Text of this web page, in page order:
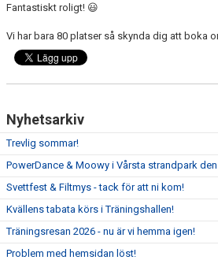
VÅRA HALLAR
PRISER
ANMÄLAN
Fantastiskt roligt! 😃
Vi har bara 80 platser så skynda dig att boka
Nyhetsarkiv
Trevlig sommar!
PowerDance & Moowy i Vårsta strandpark den
Svettfest & Filtmys - tack för att ni kom!
Kvällens tabata körs i Träningshallen!
Träningsresan 2026 - nu är vi hemma igen!
Problem med hemsidan löst!